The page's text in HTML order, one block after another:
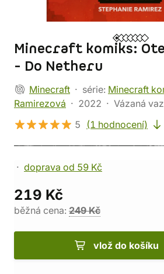
Minecraft komiks:
- Do Netheru
Minecraft série: Minecraft
Ramirezová
2022 Vázaná
5
(1 hodnocení)
doprava od 59 Kč
219 Kč
běžná cena: 249 Kč
vlož do košíku